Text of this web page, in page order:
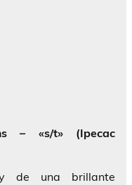
– «s/t» (Ipecac
y de una brillante